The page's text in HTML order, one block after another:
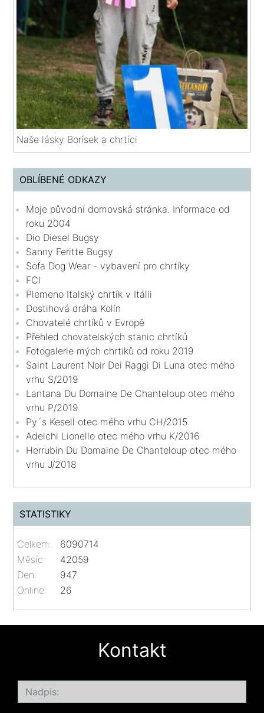
Naše lásky Borísek a chrtíci
OBLÍBENÉ ODKAZY
Moje původní domovská stránka. Informace od
roku 2004
Dio Diesel Bugsy
Sanny Feritte Bugsy
Sofa Dog Wear - vybavení pro chrtíky
FCI
Plemeno Italský chrtík v Itálii
Dostihová dráha Kolín
Chovatelé chrtíků v Evropě
Přehled chovatelských stanic chrtíků
Fotogalerie mých chrtiků od roku 2019
Saint Laurent Noir Dei Raggi Di Luna otec mého
vrhu S/2019
Lantana Du Domaine De Chanteloup otec mého
vrhu P/2019
Py´s Kesell otec mého vrhu CH/2015
Adelchi Lionello otec mého vrhu K/2016
Herrubin Du Domaine De Chanteloup otec mého
vrhu J/2018
STATISTIKY
Online: 26
Celkem:
6090714
Měsíc:
42059
Den:
947
Kontakt